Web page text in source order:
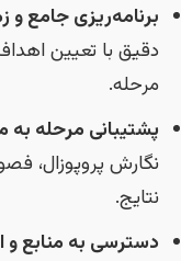
برنامه‌ریزی جامع و
دقیق با تعیین
مرحله.
پشتیبانی مرحله به
نگارش پروپوزال،
نتایج.
دسترسی به منابع